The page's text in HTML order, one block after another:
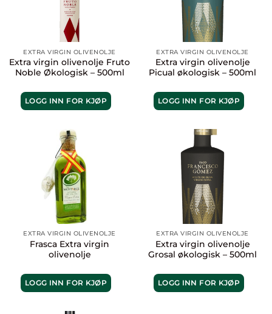
EXTRA VIRGIN OLIVENOLJE
Extra virgin olivenolje Fruto
Noble Økologisk – 500ml
LOGG INN FOR KJØP
EXTRA VIRGIN OLIVENOLJE
Extra virgin olivenolje
Picual økologisk – 500ml
LOGG INN FOR KJØP
EXTRA VIRGIN OLIVENOLJE
Frasca Extra virgin
olivenolje
LOGG INN FOR KJØP
EXTRA VIRGIN OLIVENOLJE
Extra virgin olivenolje
Grosal økologisk – 500ml
LOGG INN FOR KJØP